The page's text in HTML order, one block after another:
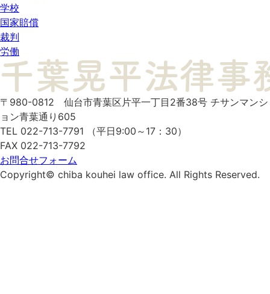
学校
国家賠償
裁判
労働
〒980-0812 仙台市青葉区片平一丁目2番38号 チサンマンシ
ョン青葉通り605
TEL 022-713-7791 （平日9:00～17：30）
FAX 022-713-7792
お問合せフォーム
Copyright© chiba kouhei law office. All Rights Reserved.